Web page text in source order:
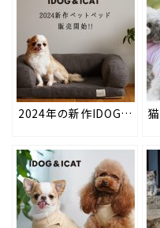
2024年の新作IDOG&ICATオリジナルペットベッド類を2024年2月7日より順次販売。長くご愛用いただけるウレタンフォームの高品質ベッドなど、ペットに優しいベッドで愛犬・愛猫に心地よい眠りを